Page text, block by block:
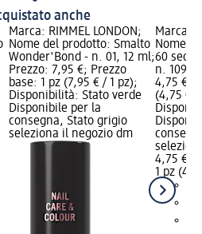
anche
Marca: RIMMEL LONDON;
Nome del prodotto: Smalto
Wonder'Bond - n. 01, 12 ml;
Prezzo: 7,95 €; Prezzo
base: 1 pz (7,95 € / 1 pz);
Disponibilità: Stato verde
Disponibile per la
consegna, Stato grigio
seleziona il negozio dm
Marca:
Nome
60
n. 109,
4,75 €;
(4,75 € /
4,75 €
1 pz